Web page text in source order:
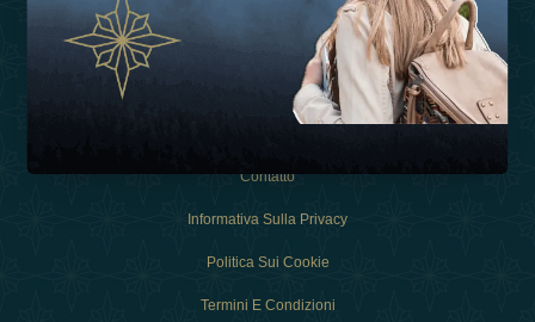
Esperienza
Contatto
Informativa Sulla Privacy
Politica Sui Cookie
Termini E Condizioni